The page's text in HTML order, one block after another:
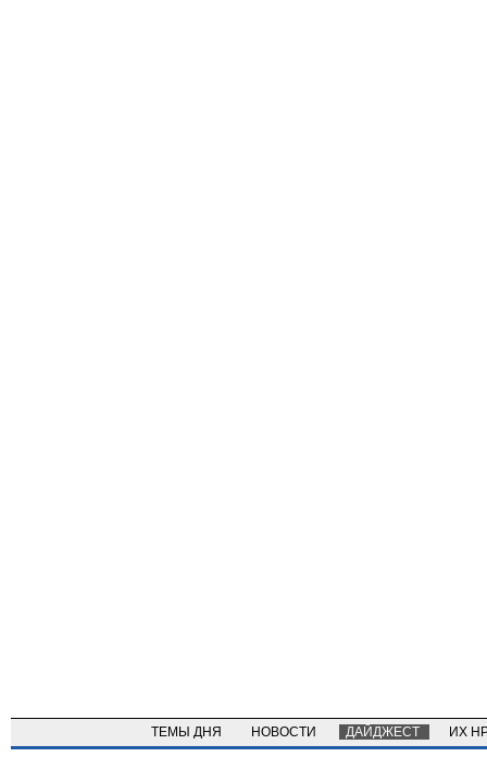
ТЕМЫ ДНЯ НОВОСТИ ДАЙДЖЕСТ ИХ